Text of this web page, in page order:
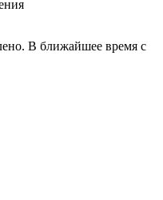
В ближайшее время с